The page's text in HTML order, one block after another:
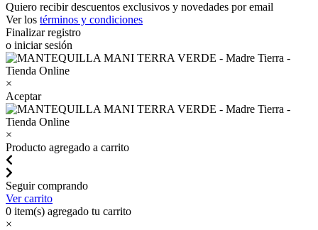
Quiero recibir descuentos exclusivos y novedades por email
Ver los términos y condiciones
Finalizar registro
o iniciar sesión
×
Aceptar
×
Producto agregado a carrito
Seguir comprando
Ver carrito
0 item(s) agregado tu carrito
×